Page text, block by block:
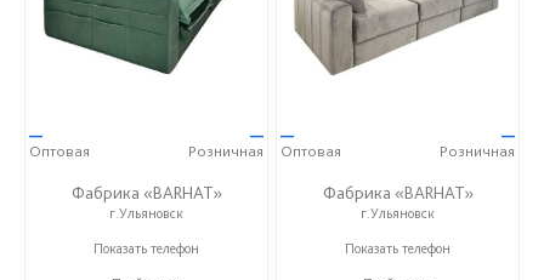
—
Оптовая
—
Розничная
Фабрика «BARHAT»
г.Ульяновск
+7 (996) 219-29-77
Показать телефон
—
Оптовая
—
Розничная
Фабрика «BARHAT»
г.Ульяновск
+7 (996) 219-29-77
Показать телефон